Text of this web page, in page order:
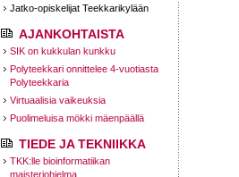
Jatko-opiskelijat Teekkarikylään
AJANKOHTAISTA
SIK on kukkulan kunkku
Polyteekkari onnittelee 4-vuotiasta
Polyteekkaria
Virtuaalisia vaikeuksia
Puolimeluisa mökki mäenpäällä
TIEDE JA TEKNIIKKA
TKK:lle bioinformatiikan
maisteriohjelma